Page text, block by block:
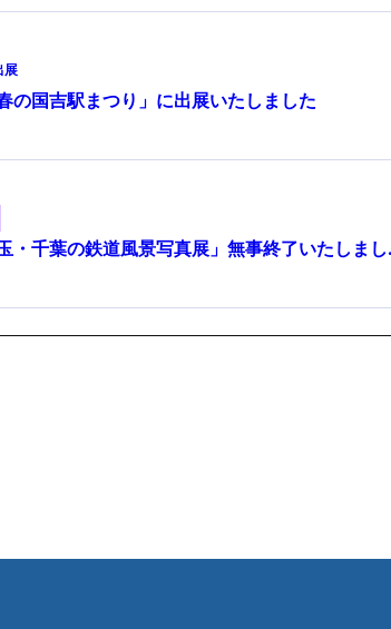
展
の国吉駅まつり」に出展いたしました
・千葉の鉄道風景写真展」無事終了いたしま